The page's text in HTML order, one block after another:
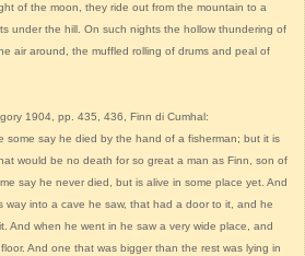
of the moon, they ride out from the mountain to a
under the hill. On such nights the hollow thundering of
air around, the muffled rolling of drums and peal of
1904, pp. 435, 436, Finn di Cumhal:
some say he died by the hand of a fisherman; but it is
would be no death for so great a man as Finn, son of
say he never died, but is alive in some place yet. And
way into a cave he saw, that had a door to it, and he
And when he went in he saw a very wide place, and
And one that was bigger than the rest was lying in